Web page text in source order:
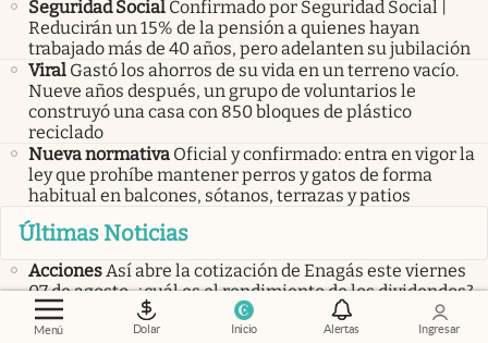
Menú Dolar Inicio Alertas Ingresar
Seguridad Social Confirmado por Seguridad Social |
Reducirán un 15% de la pensión a quienes hayan
trabajado más de 40 años, pero adelanten su jubilación
Viral Gastó los ahorros de su vida en un terreno vacío.
Nueve años después, un grupo de voluntarios le
construyó una casa con 850 bloques de plástico
reciclado
Nueva normativa Oficial y confirmado: entra en vigor la
ley que prohíbe mantener perros y gatos de forma
habitual en balcones, sótanos, terrazas y patios
Últimas Noticias
AccionesAsí abre la cotización de Enagás este viernes
07 de agosto, ¿cuál es el rendimiento de los dividendos?
Acciones
Así abre la cotización de Repsol este viernes 07
de agosto, ¿cuál es el rendimiento de los dividendos?